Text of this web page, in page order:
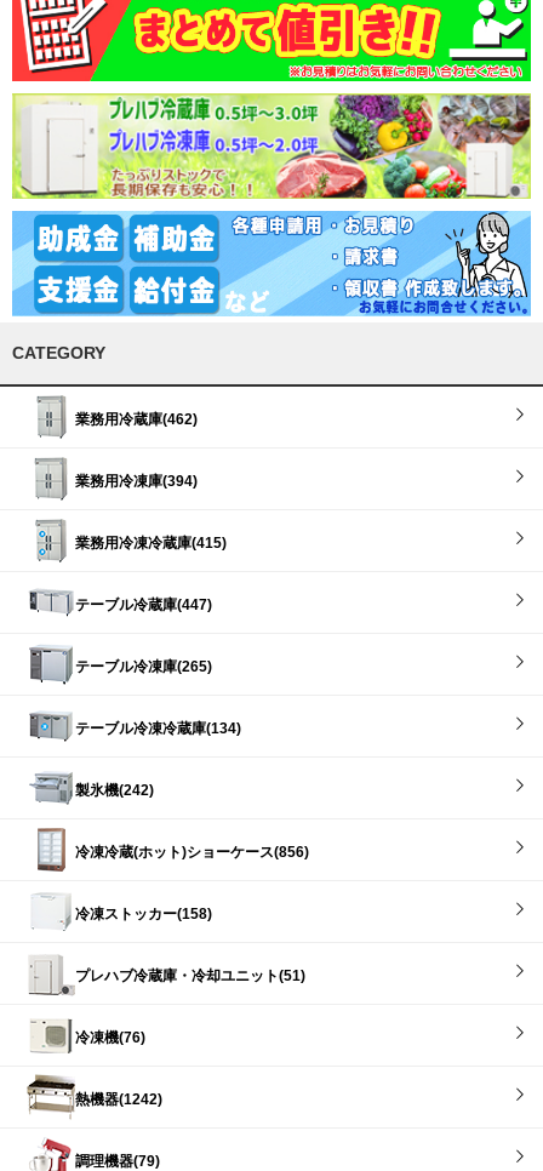
CATEGORY
業務用冷蔵庫(462)
業務用冷凍庫(394)
業務用冷凍冷蔵庫(415)
テーブル冷蔵庫(447)
テーブル冷凍庫(265)
テーブル冷凍冷蔵庫(134)
製氷機(242)
冷凍冷蔵(ホット)ショーケース(856)
冷凍ストッカー(158)
プレハブ冷蔵庫・冷却ユニット(51)
冷凍機(76)
熱機器(1242)
調理機器(79)